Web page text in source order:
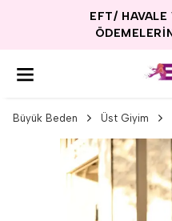
EFT/ HAVALE
Büyük Beden Üst Giyim